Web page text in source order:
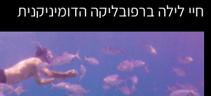
חיי לילה ברפובליקה הדומיניקנית